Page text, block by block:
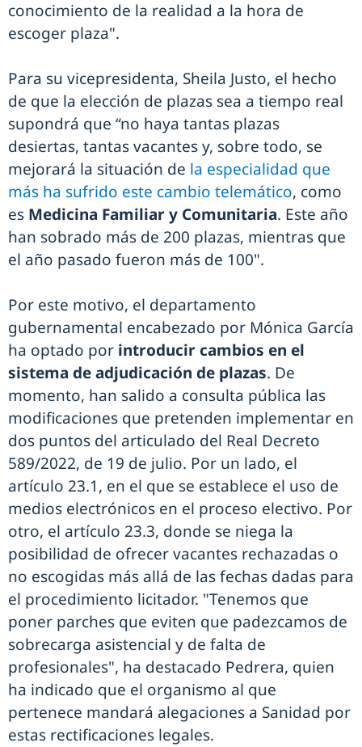
conocimiento de la realidad a la hora de
escoger plaza".
Para su vicepresidenta, Sheila Justo, el hecho
de que la elección de plazas sea a tiempo real
supondrá que “no haya tantas plazas
desiertas, tantas vacantes y, sobre todo, se
mejorará la situación de la especialidad que
más ha sufrido este cambio telemático, como
es Medicina Familiar y Comunitaria. Este año
han sobrado más de 200 plazas, mientras que
el año pasado fueron más de 100".
Por este motivo, el departamento
gubernamental encabezado por Mónica García
ha optado por introducir cambios en el
sistema de adjudicación de plazas. De
momento, han salido a consulta pública las
modificaciones que pretenden implementar en
dos puntos del articulado del Real Decreto
589/2022, de 19 de julio. Por un lado, el
artículo 23.1, en el que se establece el uso de
medios electrónicos en el proceso electivo. Por
otro, el artículo 23.3, donde se niega la
posibilidad de ofrecer vacantes rechazadas o
no escogidas más allá de las fechas dadas para
el procedimiento licitador. "Tenemos que
poner parches que eviten que padezcamos de
sobrecarga asistencial y de falta de
profesionales", ha destacado Pedrera, quien
ha indicado que el organismo al que
pertenece mandará alegaciones a Sanidad por
estas rectificaciones legales.